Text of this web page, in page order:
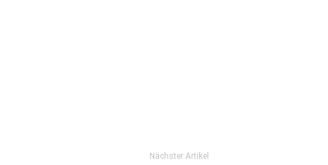
Nächster Artikel